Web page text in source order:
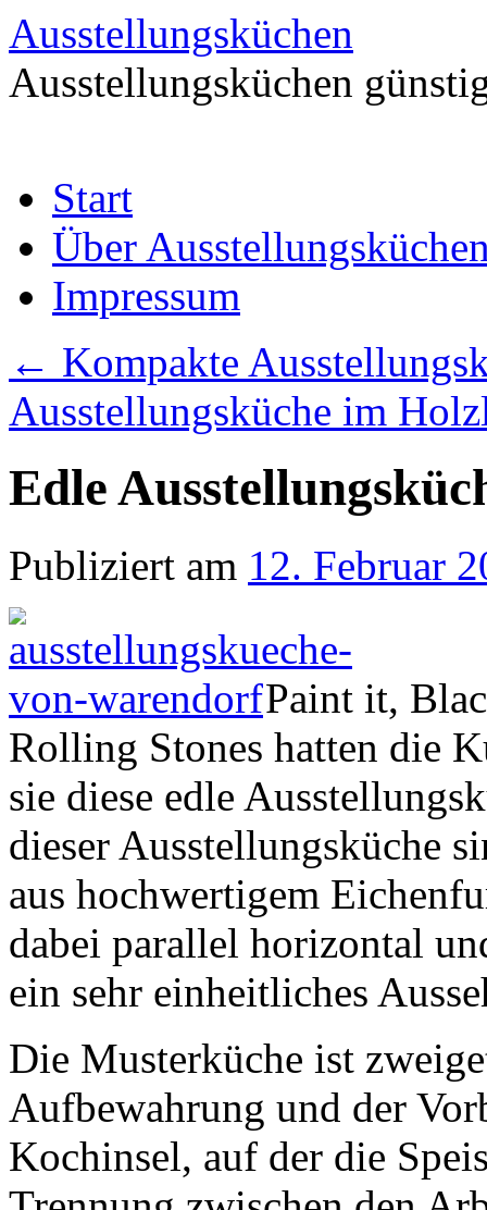
Ausstellungsküchen
Ausstellungsküchen
Inhalt
springenStart
Über
Impressum
← Kompakte
Ausstellungsküche im
Edle
Publiziert am 12. Februar
Paint it,
Rolling Stones hatten die
sie diese edle
dieser Ausstellungsküche
aus hochwertigem
dabei parallel horizontal
ein sehr einheitliches
Die Musterküche ist
Aufbewahrung und der
Kochinsel, auf der die